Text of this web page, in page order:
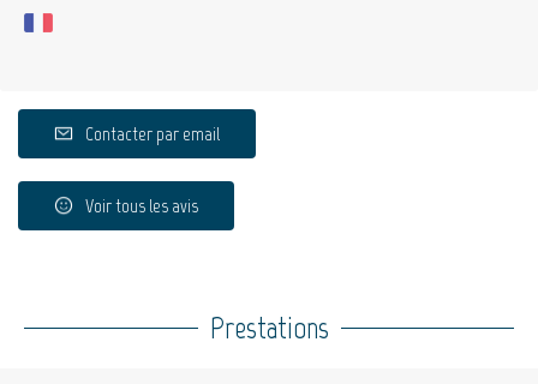
Contacter par email
Voir tous les avis
Prestations